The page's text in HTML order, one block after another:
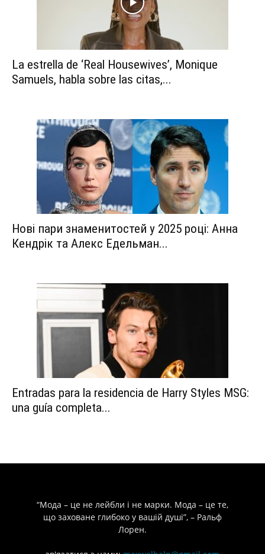
La estrella de ‘Real Housewives’, Monique
Samuels, habla sobre las citas,...
Нові пари знаменитостей у 2025 році: Анна
Кендрік та Алекс Едельман...
Entradas para la residencia de Harry Styles MSG:
una guía completa...
“Мода – це не лейбли і не марки. Мода – це те,
що заховане глибоко у вашій душі”, – Ральф
Лорен.